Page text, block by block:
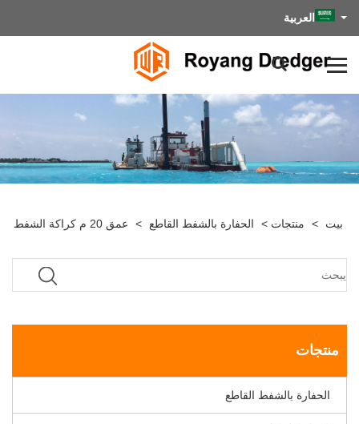
العربية
بيت > منتجات > الحفارة بالشفط القاطع > عمق 20 م كراكة الشفط
منتجات
الحفارة بالشفط القاطع